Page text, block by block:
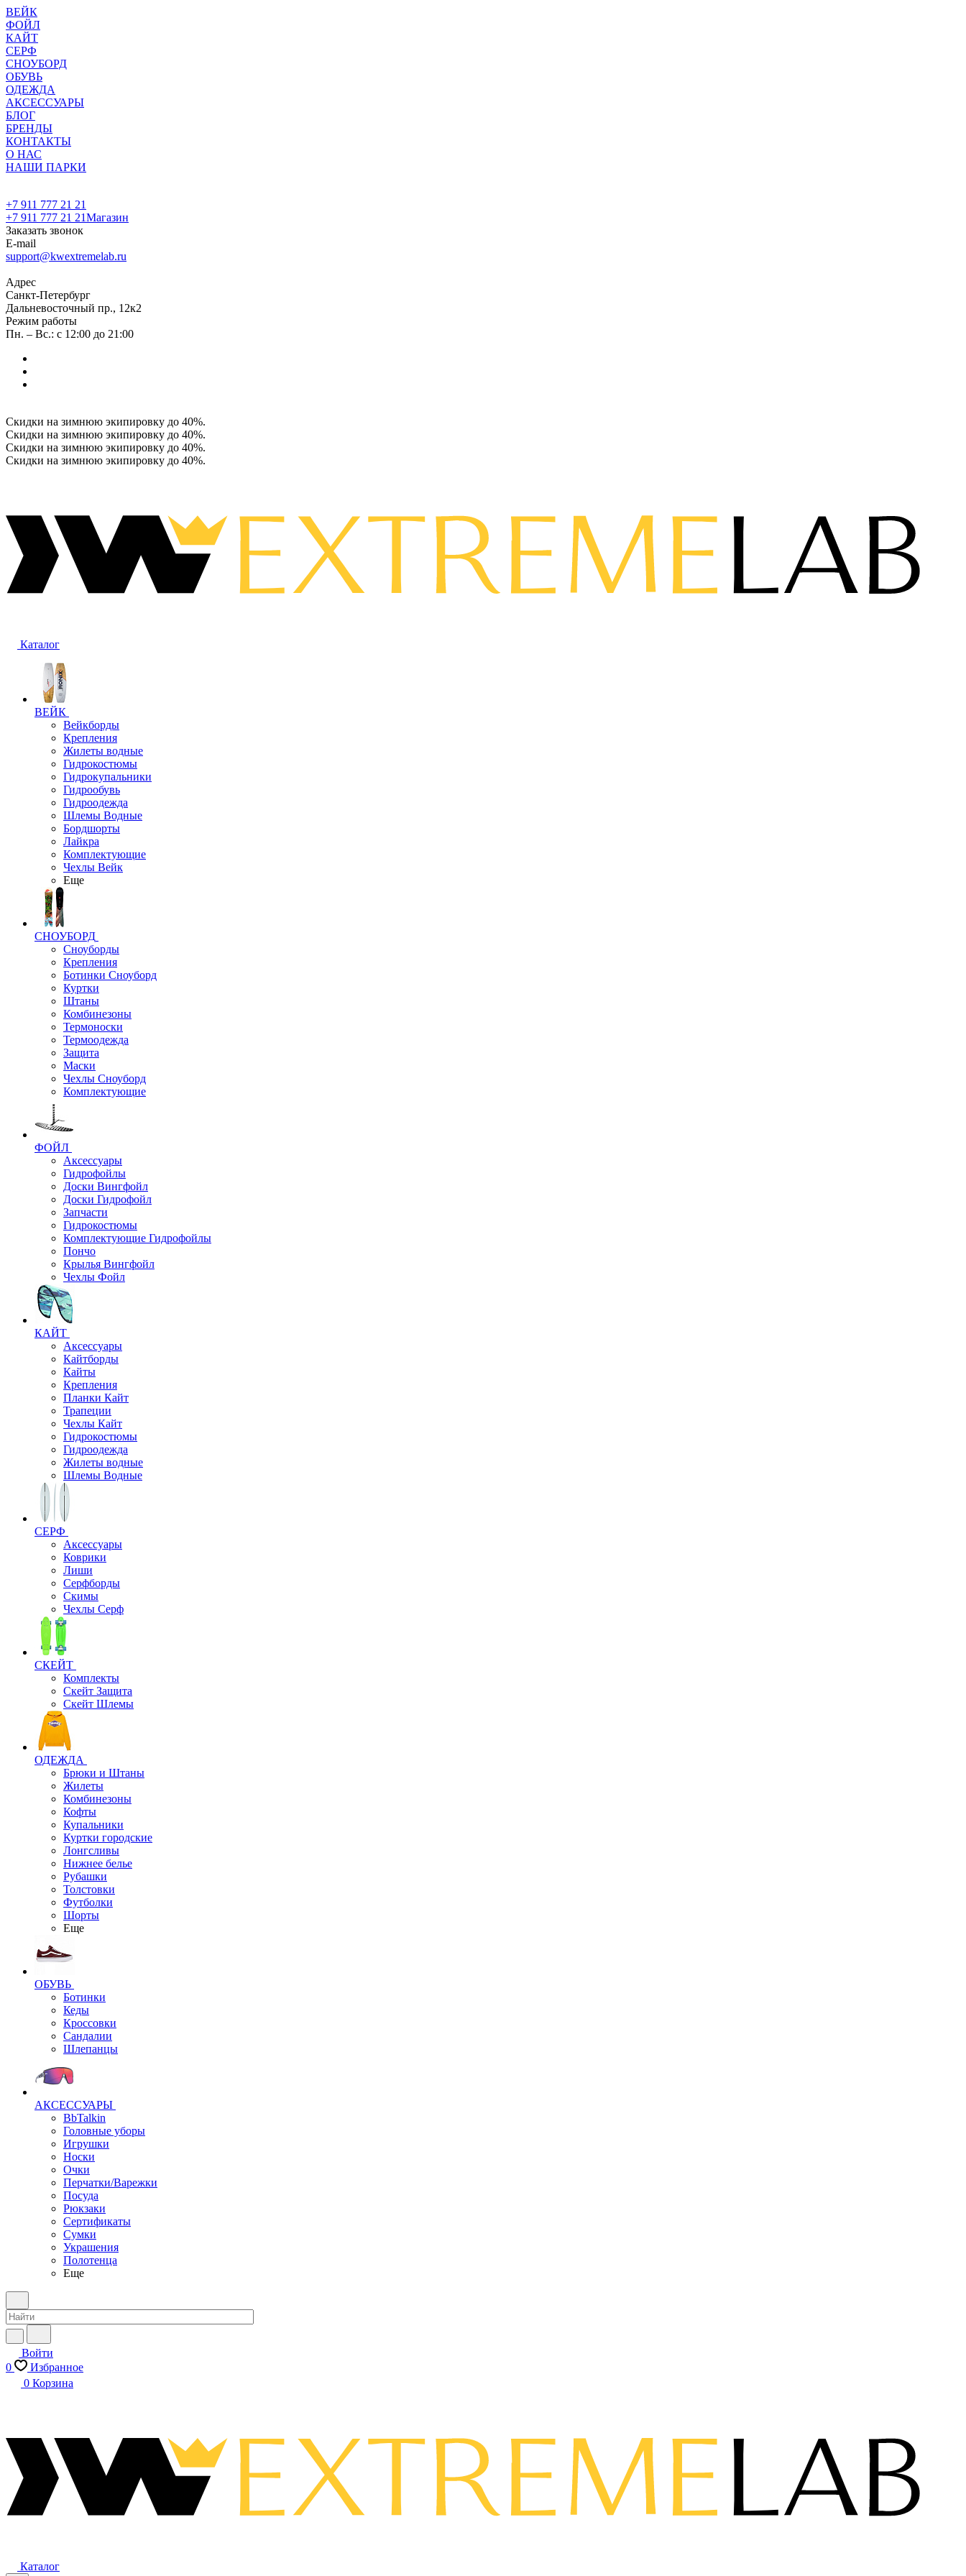
ВЕЙК
ФОЙЛ
КАЙТ
СЕРФ
СНОУБОРД
ОБУВЬ
ОДЕЖДА
АКСЕССУАРЫ
БЛОГ
БРЕНДЫ
КОНТАКТЫ
О НАС
НАШИ ПАРКИ
+7 911 777 21 21
+7 911 777 21 21Магазин
Заказать звонок
E-mail
support@kwextremelab.ru
Адрес
Санкт-Петербург
Дальневосточный пр., 12к2
Режим работы
Пн. – Вс.: с 12:00 до 21:00
Скидки на зимнюю экипировку до 40%.
Скидки на зимнюю экипировку до 40%.
Скидки на зимнюю экипировку до 40%.
Скидки на зимнюю экипировку до 40%.
Каталог
ВЕЙК
Вейкборды
Крепления
Жилеты водные
Гидрокостюмы
Гидрокупальники
Гидрообувь
Гидроодежда
Шлемы Водные
Бордшорты
Лайкра
Комплектующие
Чехлы Вейк
Еще
СНОУБОРД
Сноуборды
Крепления
Ботинки Сноуборд
Куртки
Штаны
Комбинезоны
Термоноски
Термоодежда
Защита
Маски
Чехлы Сноуборд
Комплектующие
ФОЙЛ
Аксессуары
Гидрофойлы
Доски Вингфойл
Доски Гидрофойл
Запчасти
Гидрокостюмы
Комплектующие Гидрофойлы
Пончо
Крылья Вингфойл
Чехлы Фойл
КАЙТ
Аксессуары
Кайтборды
Кайты
Крепления
Планки Кайт
Трапеции
Чехлы Кайт
Гидрокостюмы
Гидроодежда
Жилеты водные
Шлемы Водные
СЕРФ
Аксессуары
Коврики
Лиши
Серфборды
Скимы
Чехлы Cерф
СКЕЙТ
Комплекты
Скейт Защита
Скейт Шлемы
ОДЕЖДА
Брюки и Штаны
Жилеты
Комбинезоны
Кофты
Купальники
Куртки городские
Лонгсливы
Нижнее белье
Рубашки
Толстовки
Футболки
Шорты
Еще
ОБУВЬ
Ботинки
Кеды
Кроссовки
Сандалии
Шлепанцы
АКСЕССУАРЫ
BbTalkin
Головные уборы
Игрушки
Носки
Очки
Перчатки/Варежки
Посуда
Рюкзаки
Сертификаты
Сумки
Украшения
Полотенца
Еще
Войти
0
Избранное
0 Корзина
Каталог